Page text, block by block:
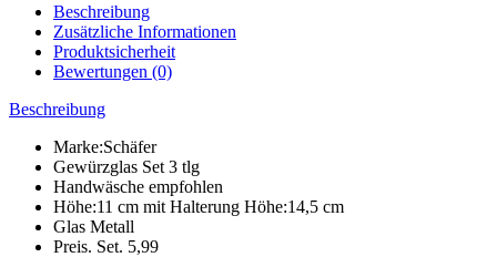
Beschreibung
Zusätzliche Informationen
Produktsicherheit
Bewertungen (0)
Beschreibung
Marke:Schäfer
Gewürzglas Set 3 tlg
Handwäsche empfohlen
Höhe:11 cm mit Halterung Höhe:14,5 cm
Glas Metall
Preis. Set. 5,99